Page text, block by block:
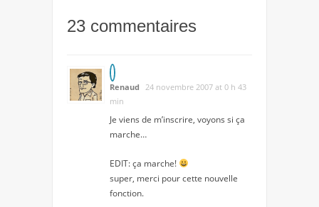
23 commentaires
Renaud
24 novembre 2007 at 0 h 43
min
Je viens de m’inscrire, voyons si ça
marche…
EDIT: ça marche!
super, merci pour cette nouvelle
fonction.